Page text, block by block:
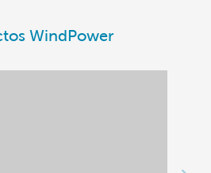
WindPower